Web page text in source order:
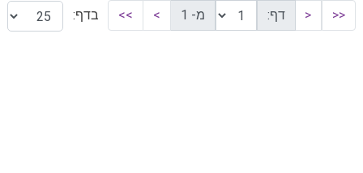
<<
< דף: מ- 1 >
>> בדף: